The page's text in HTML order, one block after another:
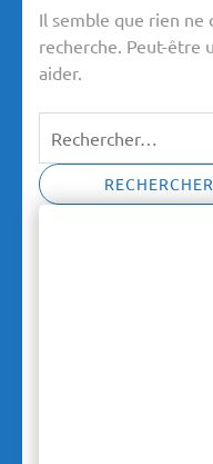
Il semble que rien ne
recherche. Peut-être
aider.